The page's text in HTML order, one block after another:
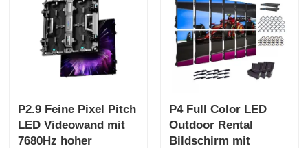
P2.9 Feine Pixel Pitch
LED Videowand mit
7680Hz hoher
P4 Full Color LED
Outdoor Rental
Bildschirm mit